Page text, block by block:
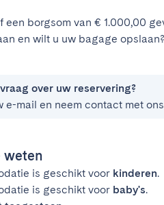
een borgsom van € 1.000,00
en wilt u uw bagage opslaan?
over uw reservering?
e-mail en neem contact met
weten
is geschikt voor kinderen.
is geschikt voor baby's.